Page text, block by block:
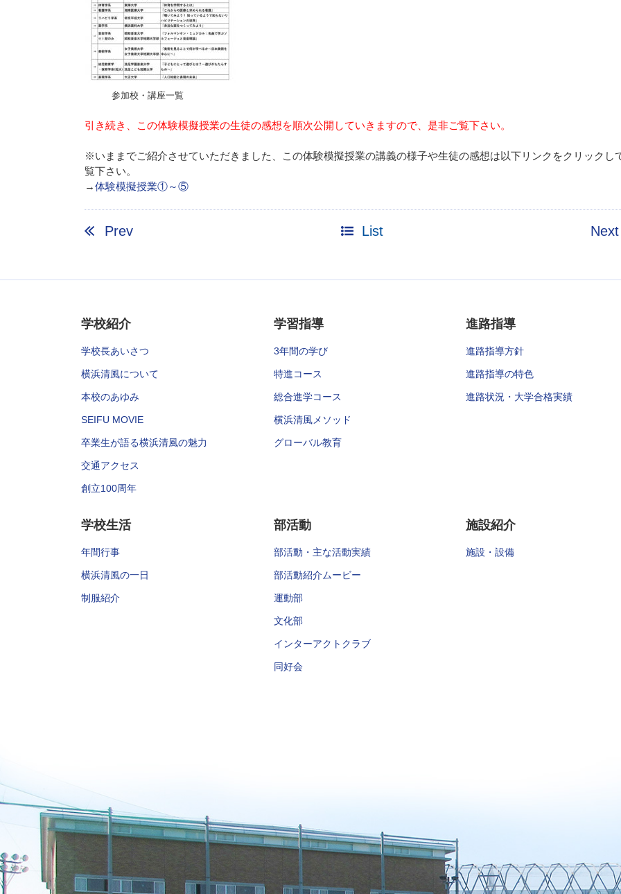
参加校・講座一覧
引き続き、この体験模擬授業の生徒の感想を順次公開していきますので、是非ご覧下さい。
※いままでご紹介させていただきました、この体験模擬授業の講義の様子や生徒の感想は以下リンクをクリックし
覧下さい。
→体験模擬授業①～⑤
Prev List Next
学校紹介
学校長あいさつ
横浜清風について
本校のあゆみ
SEIFU MOVIE
卒業生が語る横浜清風の魅力
交通アクセス
創立100周年
学習指導
3年間の学び
特進コース
総合進学コース
横浜清風メソッド
グローバル教育
進路指導
進路指導方針
進路指導の特色
進路状況・大学合格実績
学校生活
年間行事
横浜清風の一日
制服紹介
部活動
部活動・主な活動実績
部活動紹介ムービー
運動部
文化部
インターアクトクラブ
同好会
施設紹介
施設・設備